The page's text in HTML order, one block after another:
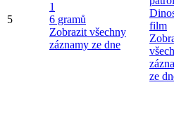
5
1
6 gramů
Zobrazit všechny
záznamy ze dne
film
ze